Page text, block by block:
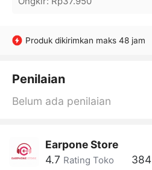
Produk dikirimkan maks 48 jam
Penilaian
Belum ada penilaian
Earpone Store
4.7 Rating Toko 384